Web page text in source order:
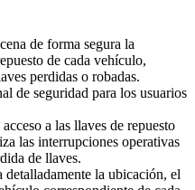
de forma segura la
de cada vehículo,
perdidas o robadas.
de seguridad para los usuarios
a las llaves de repuesto
las interrupciones operativas
de llaves.
detalladamente la ubicación, el